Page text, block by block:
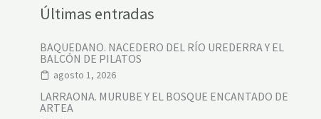
Últimas entradas
BAQUEDANO. NACEDERO DEL RÍO UREDERRA Y EL
BALCÓN DE PILATOS
agosto 1, 2026
LARRAONA. MURUBE Y EL BOSQUE ENCANTADO DE
ARTEA